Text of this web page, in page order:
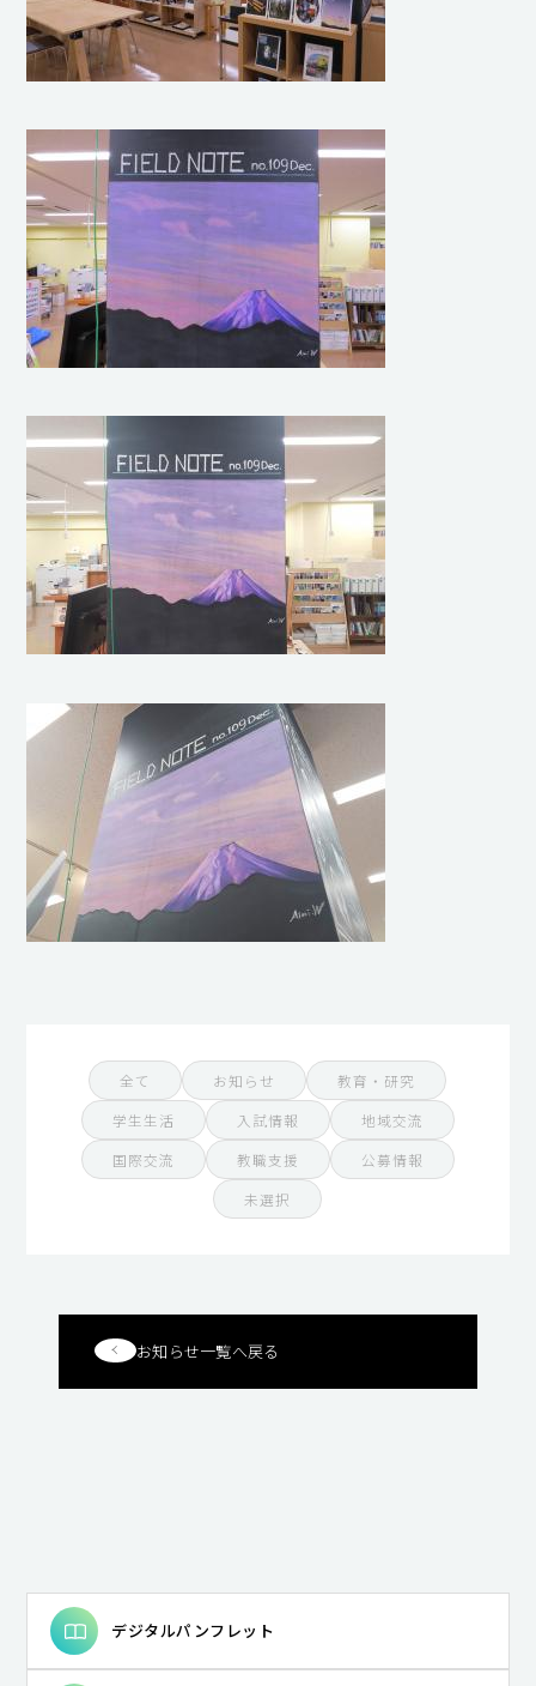
全て お知らせ
教育・研究
学生生活
入試情報
地域交流
国際交流
教職支援
公募情報
未選択
お知らせ一覧へ戻る
デジタルパンフレット